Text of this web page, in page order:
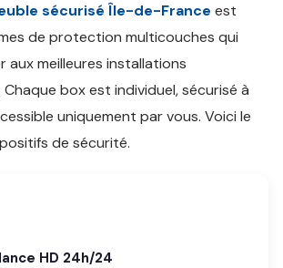
sécurisé Île-de-France est
de protection multicouches qui
aux meilleures installations
box est individuel, sécurisé à
uniquement par vous. Voici le
de sécurité.
HD 24h/24